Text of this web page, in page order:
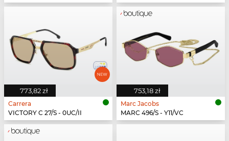
773,82 zł
Carrera
VICTORY C 27/S - 0UC/II
753,18 zł
Marc Jacobs
MARC 496/S - Y11/VC